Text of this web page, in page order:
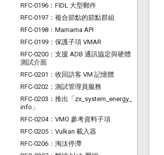
RFC-0196：FIDL 大型郵件
RFC-0197：複合節點的節點群組
RFC-0198：Mamama API
RFC-0199：保護子項 VMAR
RFC-0200：支援 ADB 通訊協定與硬體
測試介面
RFC-0201：收回訪客 VM 記憶體
RFC-0202：測試管理員服務
RFC-0203：推出「zx system energy
info」
RFC-0204：VMO 參考資料子項
RFC-0205：Vulkan 載入器
RFC-0206：淘汰停滯